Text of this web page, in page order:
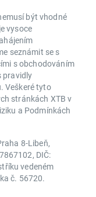
být vhodné
vysoce
seznámit se s
s obchodováním
pravidly
Veškeré tyto
stránkách XTB v
a Podmínkách
8-Libeň,
DIČ:
vedeném
č. 56720.